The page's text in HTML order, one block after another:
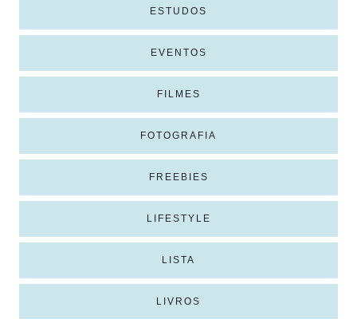
ESTUDOS
EVENTOS
FILMES
FOTOGRAFIA
FREEBIES
LIFESTYLE
LISTA
LIVROS